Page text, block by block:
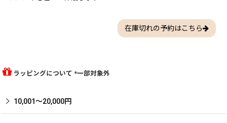
在庫切れの予約はこちら
ラッピングについて *一部対象外
10,001〜20,000円